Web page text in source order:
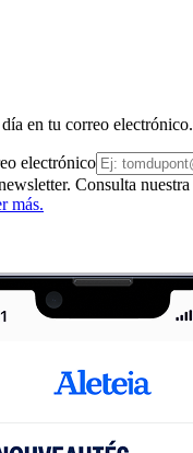
en tu correo electrónico.
electrónico
Consulta nuestra
más.